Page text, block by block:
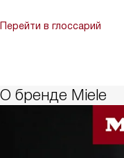
Перейти в глоссарий
О бренде Miele